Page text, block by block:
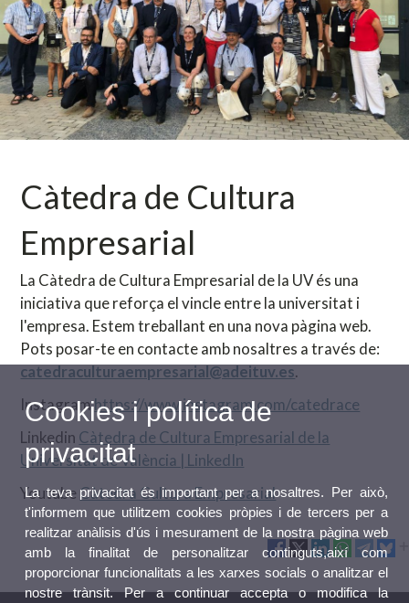
Càtedra de Cultura
Empresarial
La Càtedra de Cultura Empresarial de la UV és una
iniciativa que reforça el vincle entre la universitat i
l'empresa. Estem treballant en una nova pàgina web.
Pots posar-te en contacte amb nosaltres a través de:
catedraculturaempresarial@adeituv.es.
Instagramhttps://www.instagram.com/catedrace
Linkedin Càtedra de Cultura Empresarial de la
Universitat de València | LinkedIn
Youtube Càtedra Cultura Empresarial
Cookies i política de
privacitat
La teva privacitat és important per a nosaltres. Per això,
t'informem que utilitzem cookies pròpies i de tercers per a
realitzar anàlisis d'ús i mesurament de la nostra pàgina web
amb la finalitat de personalitzar continguts,així com
proporcionar funcionalitats a les xarxes socials o analitzar el
nostre trànsit. Per a continuar accepta o modifica la